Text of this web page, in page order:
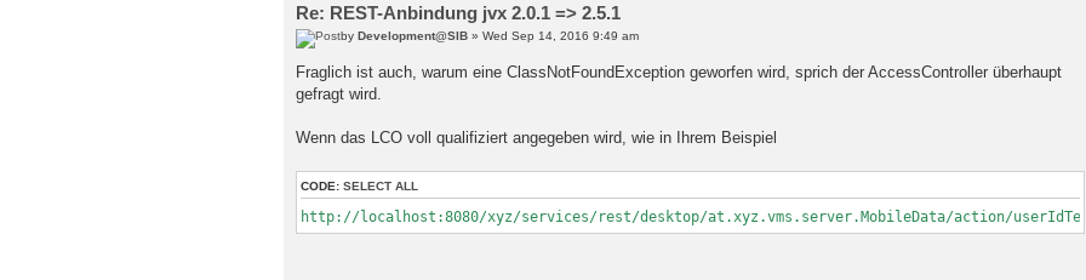
Re: REST-Anbindung jvx 2.0.1 => 2.5.1
by Development@SIB » Wed Sep 14, 2016 9:49 am
Fraglich ist auch, warum eine ClassNotFoundException geworfen wird, sprich der AccessController überhaupt
gefragt wird.
Wenn das LCO voll qualifiziert angegeben wird, wie in Ihrem Beispiel
CODE: SELECT ALL
http://localhost:8080/xyz/services/rest/desktop/at.xyz.vms.server.MobileData/action/